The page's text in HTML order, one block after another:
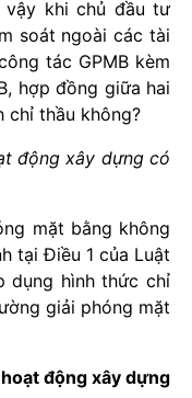
vậy khi chủ đầu tư
soát ngoài các tài
tác GPMB kèm
hợp đồng giữa hai
chỉ thầu không?
động xây dựng có
mặt bằng không
tại Điều 1 của Luật
dụng hình thức chỉ
giải phóng mặt
động xây dựng